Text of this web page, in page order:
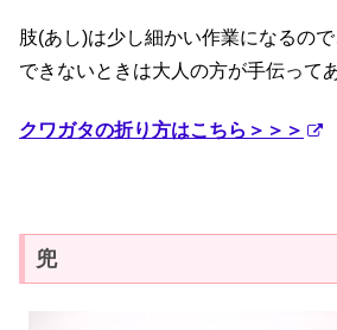
肢(あし)は少し細かい作業になるの
できないときは大人の方が手伝って
クワガタの折り方はこちら＞＞＞
兜